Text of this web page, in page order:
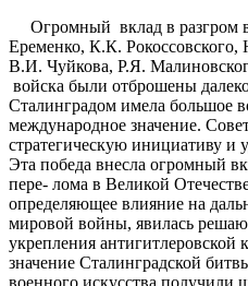
Огромный вклад в разгром
Еременко, К.К.
В.И. Чуйкова, Р.Я.
войска были отброшены
Сталинградом имела большое
международное значение.
стратегическую инициативу и
Эта победа внесла огромный
пере- лома в Великой
определяющее влияние на
мировой войны, явилась
укрепления
значение Сталинградской
военного искусства получили